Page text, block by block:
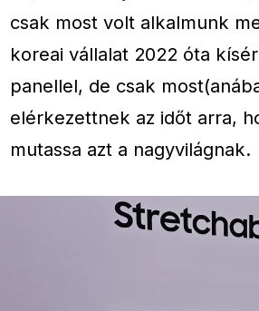
csak most volt alkalmunk
koreai vállalat 2022 óta
panellel, de csak
elérkezettnek az időt arra,
mutassa azt a nagyvilágnak.